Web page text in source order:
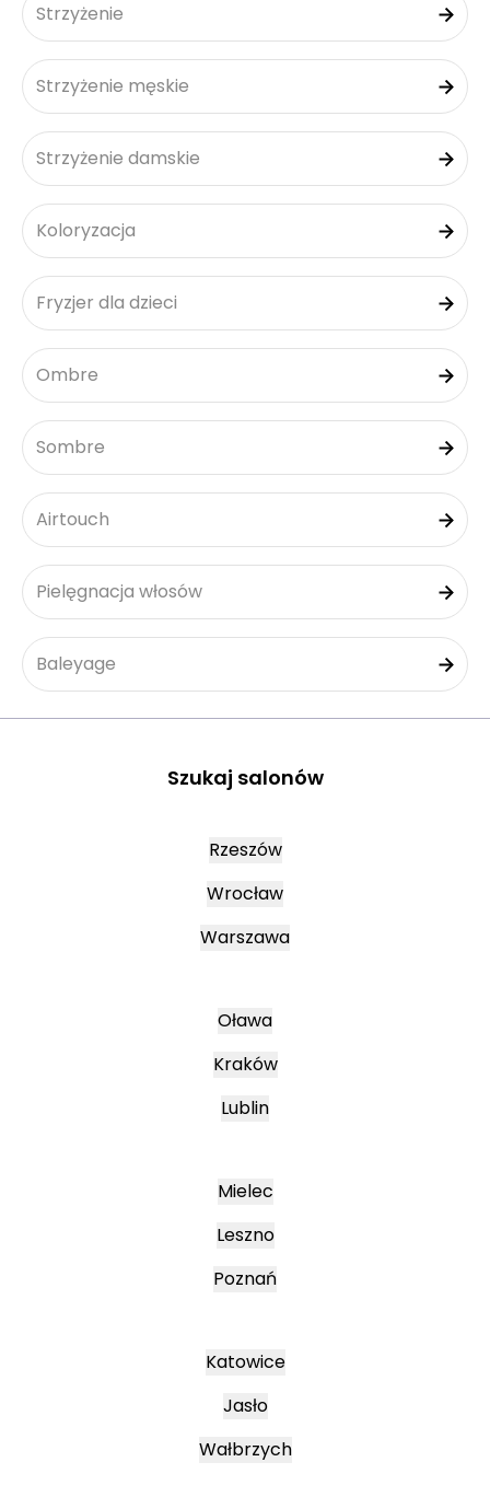
Strzyżenie
Strzyżenie męskie
Strzyżenie damskie
Koloryzacja
Fryzjer dla dzieci
Ombre
Sombre
Airtouch
Pielęgnacja włosów
Baleyage
Szukaj salonów
Rzeszów
Wrocław
Warszawa
Oława
Kraków
Lublin
Mielec
Leszno
Poznań
Katowice
Jasło
Wałbrzych